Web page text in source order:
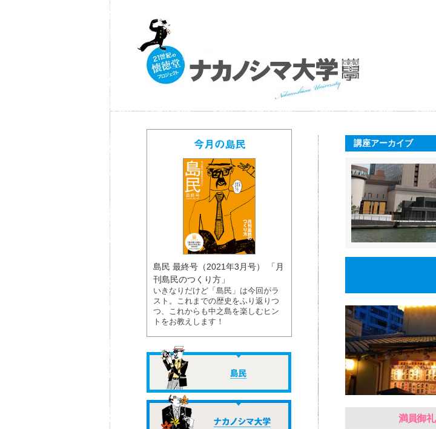
講座アーカイブ
満員御礼
島民 最終号（2021年3月号） 「月
刊島民のつくり方」
いきなりだけど「島民」は今回がラ
スト。これまでの歴史をふり返りつ
つ、これからも中之島を楽しむヒン
トをお教えします！